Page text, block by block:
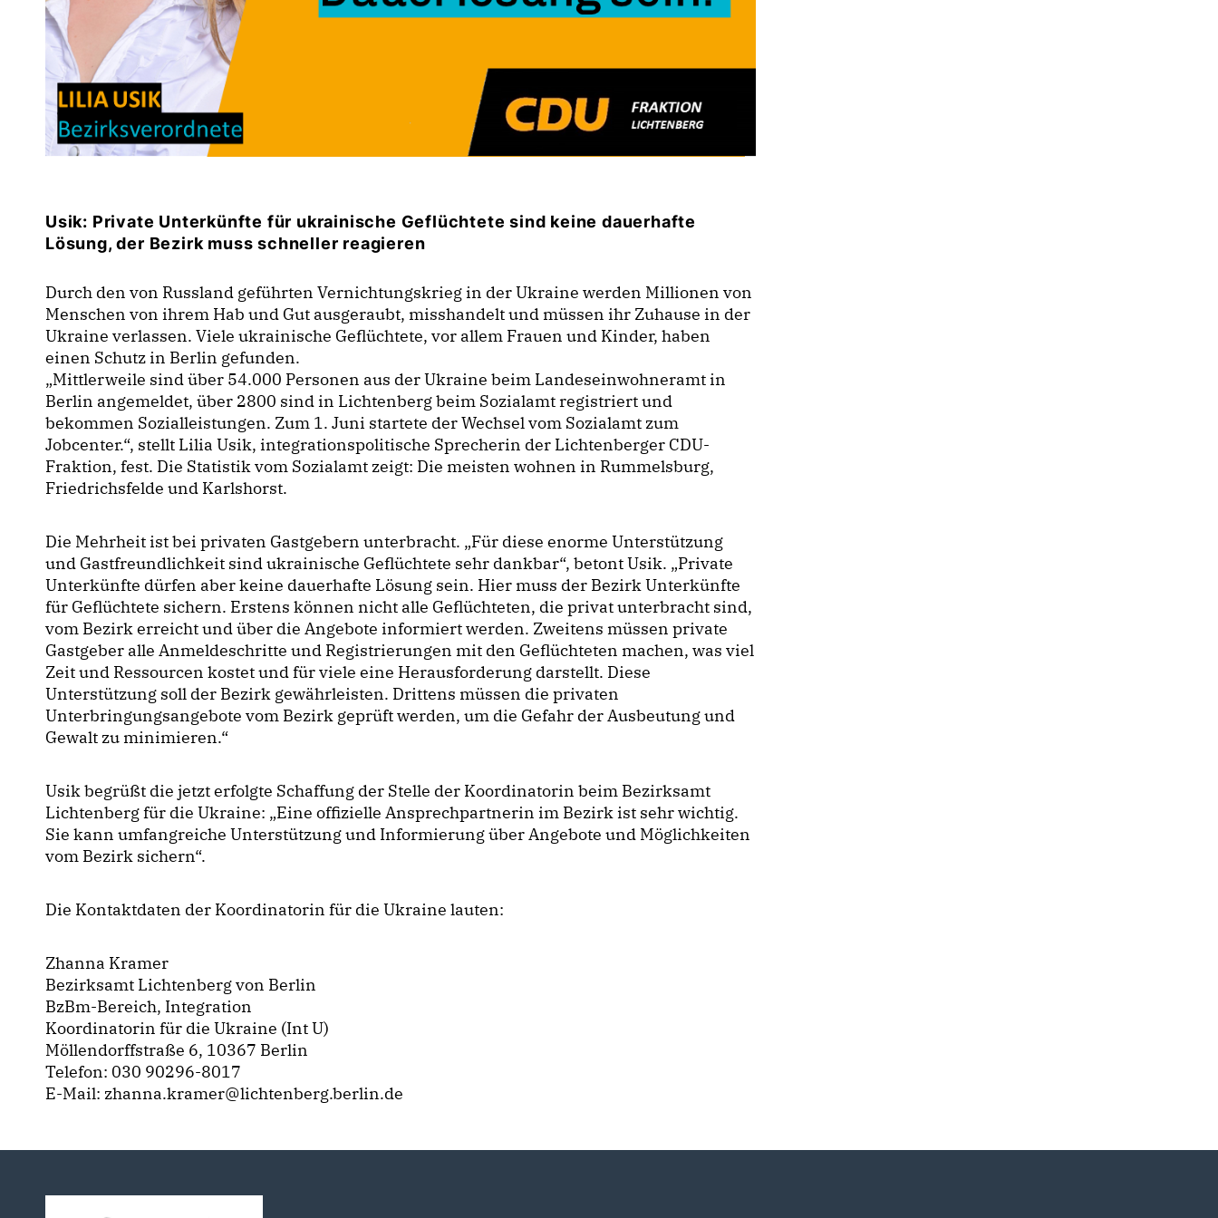
Usik: Private Unterkünfte für ukrainische Geflüchtete sind keine dauerhafte
Lösung, der Bezirk muss schneller reagieren
Durch den von Russland geführten Vernichtungskrieg in der Ukraine werden Millionen von
Menschen von ihrem Hab und Gut ausgeraubt, misshandelt und müssen ihr Zuhause in der
Ukraine verlassen. Viele ukrainische Geflüchtete, vor allem Frauen und Kinder, haben
einen Schutz in Berlin gefunden.
Mittlerweile sind über 54.000 Personen aus der Ukraine beim Landeseinwohneramt in
Berlin angemeldet, über 2800 sind in Lichtenberg beim Sozialamt registriert und
bekommen Sozialleistungen. Zum 1. Juni startete der Wechsel vom Sozialamt zum
Jobcenter.“, stellt Lilia Usik, integrationspolitische Sprecherin der Lichtenberger CDU-
Fraktion, fest. Die Statistik vom Sozialamt zeigt: Die meisten wohnen in Rummelsburg,
Friedrichsfelde und Karlshorst.
Die Mehrheit ist bei privaten Gastgebern unterbracht. „Für diese enorme Unterstützung
und Gastfreundlichkeit sind ukrainische Geflüchtete sehr dankbar“, betont Usik. „Private
Unterkünfte dürfen aber keine dauerhafte Lösung sein. Hier muss der Bezirk Unterkünfte
für Geflüchtete sichern. Erstens können nicht alle Geflüchteten, die privat unterbracht sind,
vom Bezirk erreicht und über die Angebote informiert werden. Zweitens müssen private
Gastgeber alle Anmeldeschritte und Registrierungen mit den Geflüchteten machen, was viel
Zeit und Ressourcen kostet und für viele eine Herausforderung darstellt. Diese
Unterstützung soll der Bezirk gewährleisten. Drittens müssen die privaten
Unterbringungsangebote vom Bezirk geprüft werden, um die Gefahr der Ausbeutung und
Gewalt zu minimieren.“
Usik begrüßt die jetzt erfolgte Schaffung der Stelle der Koordinatorin beim Bezirksamt
Lichtenberg für die Ukraine: „Eine offizielle Ansprechpartnerin im Bezirk ist sehr wichtig.
Sie kann umfangreiche Unterstützung und Informierung über Angebote und Möglichkeiten
vom Bezirk sichern“.
Die Kontaktdaten der Koordinatorin für die Ukraine lauten:
Zhanna Kramer
Bezirksamt Lichtenberg von Berlin
BzBm-Bereich, Integration
Koordinatorin für die Ukraine (Int U)
Möllendorffstraße 6, 10367 Berlin
Telefon: 030 90296-8017
E-Mail: zhanna.kramer@lichtenberg.berlin.de